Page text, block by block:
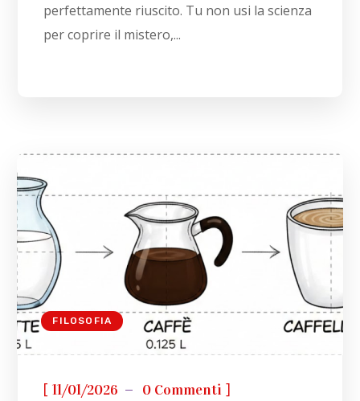
perfettamente riuscito. Tu non usi la scienza
per coprire il mistero,...
FILOSOFIA
[11/01/2026 0 Commenti ]